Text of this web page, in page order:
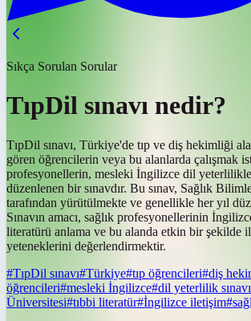
Sıkça Sorulan Sorular
TıpDil sınavı nedir?
TıpDil sınavı, Türkiye'de tıp ve diş hekimliği
gören öğrencilerin veya bu alanlarda çalışmak
profesyonellerin, mesleki İngilizce dil
düzenlenen bir sınavdır. Bu sınav, Sağlık
tarafından yürütülmekte ve genellikle her yıl
Sınavın amacı, sağlık profesyonellerinin
literatürü anlama ve bu alanda etkin bir şekilde
yeteneklerini değerlendirmektir.
#TıpDil sınavı#Türkiye#tıp öğrencileri#diş
öğrencileri#mesleki İngilizce#dil yeterlilik sınavı
Üniversitesi#tıbbi literatür#İngilizce iletişim#